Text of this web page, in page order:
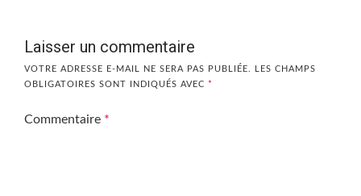
Laisser un commentaire
VOTRE ADRESSE E-MAIL NE SERA PAS PUBLIÉE.
LES CHAMPS
OBLIGATOIRES SONT INDIQUÉS AVEC *
Commentaire *